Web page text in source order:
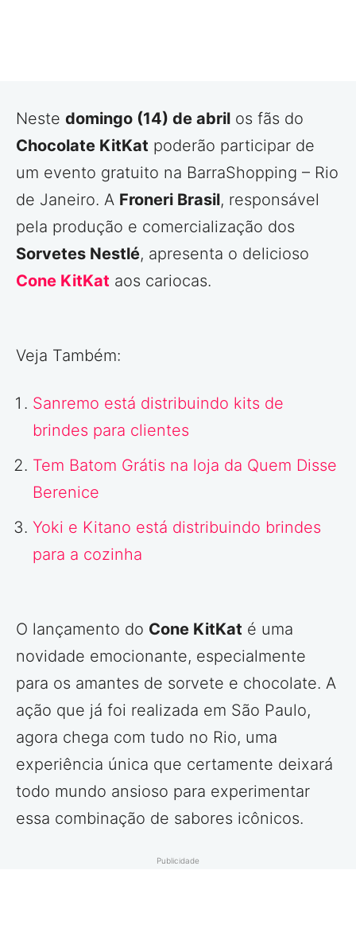
Neste domingo (14) de abril os fãs do
Chocolate KitKat poderão participar de
um evento gratuito na BarraShopping – Rio
de Janeiro. A Froneri Brasil, responsável
pela produção e comercialização dos
Sorvetes Nestlé, apresenta o delicioso
Cone KitKat aos cariocas.
Veja Também:
Sanremo está distribuindo kits de
brindes para clientes
Tem Batom Grátis na loja da Quem Disse
Berenice
Yoki e Kitano está distribuindo brindes
para a cozinha
O lançamento do Cone KitKat é uma
novidade emocionante, especialmente
para os amantes de sorvete e chocolate. A
ação que já foi realizada em São Paulo,
agora chega com tudo no Rio, uma
experiência única que certamente deixará
todo mundo ansioso para experimentar
essa combinação de sabores icônicos.
Publicidade